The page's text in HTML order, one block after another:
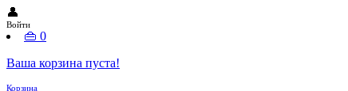
👤
Войти
👜 0
Ваша корзина пуста!
Корзина